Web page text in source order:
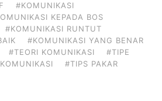
#KOMUNIKASI
KEPADA BOS
#KOMUNIKASI RUNTUT
#KOMUNIKASI YANG BENAR
#TEORI KOMUNIKASI
#TIPE
#TIPS PAKAR